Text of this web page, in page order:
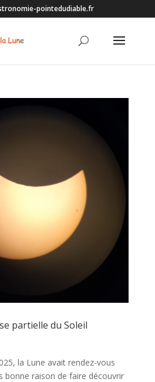
pointedudiable.fr
partielle du Soleil
la Lune avait rendez-vous
bonne raison de faire découvrir